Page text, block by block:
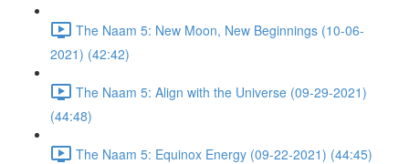
The Naam 5: New Moon, New Beginnings (10-06-
2021) (42:42)
The Naam 5: Align with the Universe (09-29-2021)
(44:48)
The Naam 5: Equinox Energy (09-22-2021) (44:45)